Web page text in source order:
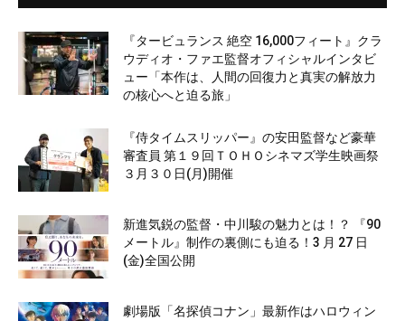
『タービュランス 絶空 16,000フィート』クラ
ウディオ・ファエ監督オフィシャルインタビ
ュー「本作は、人間の回復力と真実の解放力
の核心へと迫る旅」
『侍タイムスリッパー』の安田監督など豪華
審査員 第１９回ＴＯＨＯシネマズ学生映画祭
３月３０日(月)開催
新進気鋭の監督・中川駿の魅力とは！？ 『90
メートル』制作の裏側にも迫る！3 月 27 日
(金)全国公開
劇場版「名探偵コナン」最新作はハロウィン